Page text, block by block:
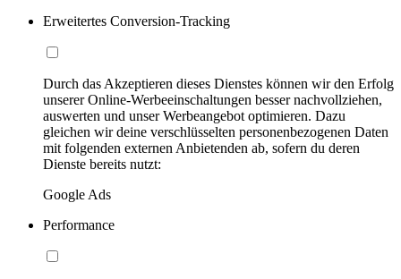
Erweitertes Conversion-Tracking
Durch das Akzeptieren dieses Dienstes können wir den Erfolg
unserer Online-Werbeeinschaltungen besser nachvollziehen,
auswerten und unser Werbeangebot optimieren. Dazu
gleichen wir deine verschlüsselten personenbezogenen Daten
mit folgenden externen Anbietenden ab, sofern du deren
Dienste bereits nutzt:
Google Ads
Performance